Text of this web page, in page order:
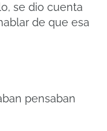
se dio cuenta
de que esa
pensaban